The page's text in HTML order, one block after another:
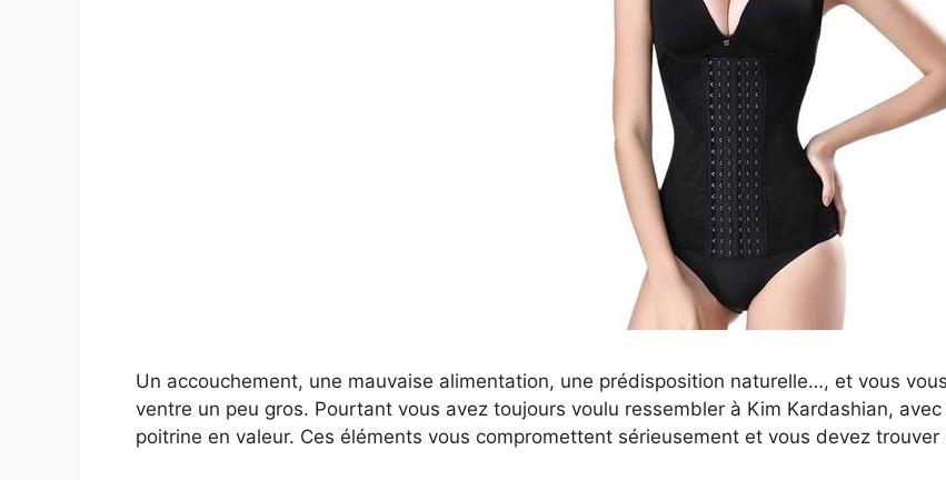
Un accouchement, une mauvaise alimentation, une prédisposition naturelle…, et vous
ventre un peu gros. Pourtant vous avez toujours voulu ressembler à Kim Kardashian,
poitrine en valeur. Ces éléments vous compromettent sérieusement et vous devez